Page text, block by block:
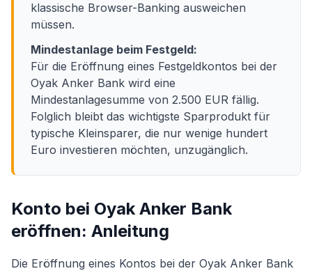
klassische Browser-Banking ausweichen
müssen.
Mindestanlage beim Festgeld:
Für die Eröffnung eines Festgeldkontos bei der
Oyak Anker Bank wird eine
Mindestanlagesumme von 2.500 EUR fällig.
Folglich bleibt das wichtigste Sparprodukt für
typische Kleinsparer, die nur wenige hundert
Euro investieren möchten, unzugänglich.
Konto bei Oyak Anker Bank
eröffnen: Anleitung
Die Eröffnung eines Kontos bei der Oyak Anker Bank